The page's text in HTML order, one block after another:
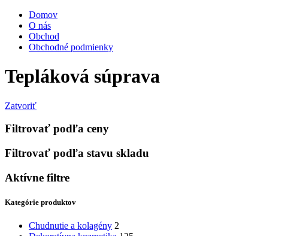
Domov
O nás
Obchod
Obchodné podmienky
Tepláková súprava
Zatvoriť
Filtrovať podľa ceny
Filtrovať podľa stavu skladu
Aktívne filtre
Kategórie produktov
Chudnutie a kolagény 2